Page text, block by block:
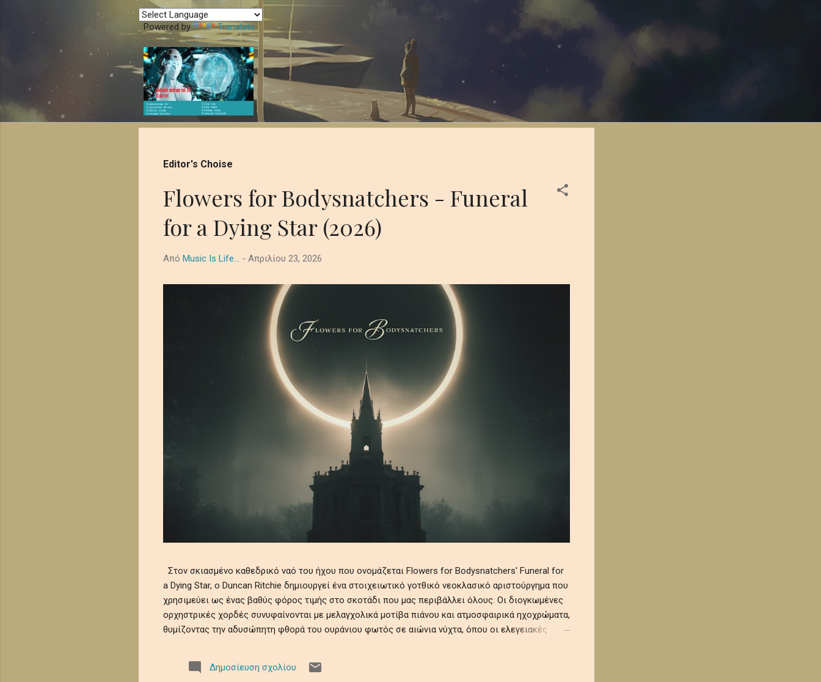
Powered by Translate
Editor's Choise
Flowers for Bodysnatchers - Funeral
for a Dying Star (2026)
Από Music Is Life... - Απριλίου 23, 2026
Στον σκιασμένο καθεδρικό ναό του ήχου που ονομάζεται Flowers for Bodysnatchers' Funeral for
a Dying Star, ο Duncan Ritchie δημιουργεί ένα στοιχειωτικό γοτθικό νεοκλασικό αριστούργημα που
χρησιμεύει ως ένας βαθύς φόρος τιμής στο σκοτάδι που μας περιβάλλει όλους. Οι διογκωμένες
ορχηστρικές χορδές συνυφαίνονται με μελαγχολικά μοτίβα πιάνου και ατμοσφαιρικά ηχοχρώματα,
θυμίζοντας την αδυσώπητη φθορά του ουράνιου φωτός σε αιώνια νύχτα, όπου οι ελεγειακές
κοσμικής λήθης. Αυτό το ηχητικό ρέκβιεμ βυθίζει τους ακροατές σε ένα κινηματογραφικό
μωσαϊκό μελαγχολίας και τρόμου, μεταμορφώνοντας προσωπικές και καθολικές σκιές σε μια
Δημοσίευση σχολίου